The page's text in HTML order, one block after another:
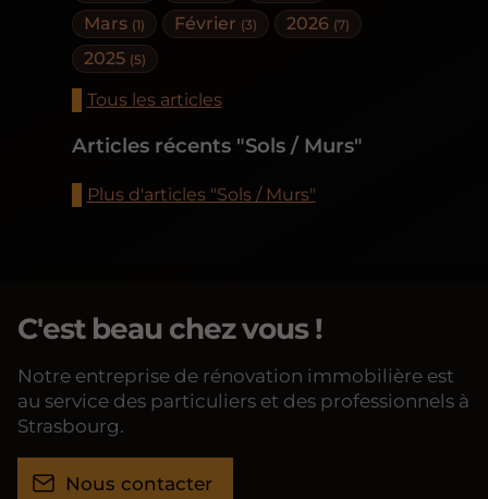
Mars (1) Février (3) 2026 (7)
2025 (5)
Tous les articles
Articles récents "Sols / Murs"
Plus d'articles "Sols / Murs"
C'est beau chez vous !
Notre entreprise de rénovation immobilière est
au service des particuliers et des professionnels à
Strasbourg.
Nous contacter